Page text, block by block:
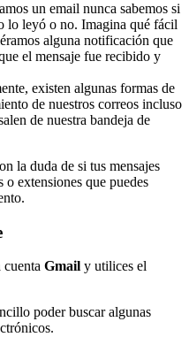
un email nunca sabemos si
lo leyó o no. Imagina qué fácil
alguna notificación que
el mensaje fue recibido y
existen algunas formas de
de nuestros correos incluso
de nuestra bandeja de
la duda de si tus mensajes
extensiones que puedes
cuenta Gmail y utilices el
poder buscar algunas